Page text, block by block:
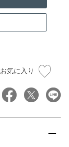
お気に入り